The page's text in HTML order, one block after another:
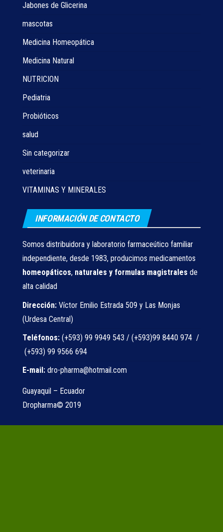
Jabones de Glicerina
mascotas
Medicina Homeopática
Medicina Natural
NUTRICION
Pediatria
Probióticos
salud
Sin categorizar
veterinaria
VITAMINAS Y MINERALES
INFORMACIÓN DE CONTACTO
Somos distribuidora y laboratorio farmaceútico familiar
independiente, desde 1983, producimos medicamentos
homeopáticos, naturales y formulas magistrales de
alta calidad
Dirección: Víctor Emilio Estrada 509 y Las Monjas
(Urdesa Central)
Teléfonos: (+593) 99 9949 543 / (+593)99 8440 974 /
(+593) 99 9566 694
E-mail: dro-pharma@hotmail.com
Guayaquil – Ecuador
Dropharma© 2019